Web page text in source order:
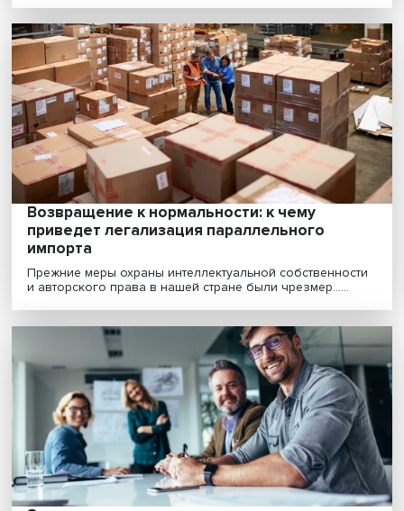
«Наша задача — спасти продукты,
не продаются, и в то же время помочь
нуждающимся людям»
Решение проблемы, связанной с выбрасыванием
лежит не только в экономической плоскости, но та......
Старение населения — вызов
развитию России
Число пожилых россиян увеличивается быстрыми
темпами, при этом они часто не обладают крепким
здор......